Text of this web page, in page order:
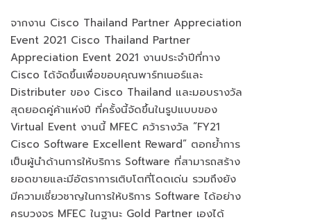
จากงาน Cisco Thailand Partner Appreciation
Event 2021 Cisco Thailand Partner
Appreciation Event 2021 งานประจำปีที่ทาง
Cisco ได้จัดขึ้นเพื่อขอบคุณพาร์ทเนอร์และ
Distributer ของ Cisco Thailand และมอบรางวัล
สุดยอดคู่ค้าแห่งปี ที่ครั้งนี้จัดขึ้นในรูปแบบของ
Virtual Event งานนี้ MFEC คว้ารางวัล “FY21
Cisco Software Excellent Reward” ตอกย้ำการ
เป็นผู้นำด้านการให้บริการ Software ที่สามารถสร้าง
ยอดขายและมีอัตราการเติบโตที่โดดเด่น รวมถึงยัง
มีความเชี่ยวชาญในการให้บริการ Software ได้อย่าง
ครบวงจร MFEC ในฐานะ Gold Partner เองได้